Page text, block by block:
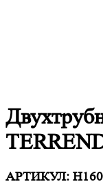
АРТИКУЛ: